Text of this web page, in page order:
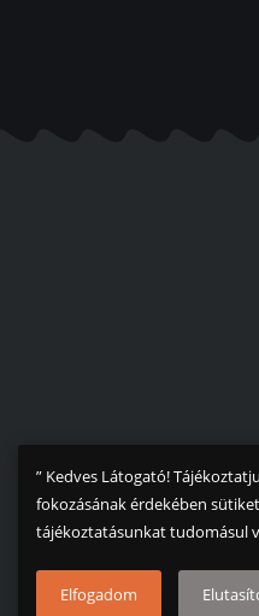
” Kedves Látogató!
fokozásának érdekében
tájékoztatásunkat tudomásul
Elfogadom